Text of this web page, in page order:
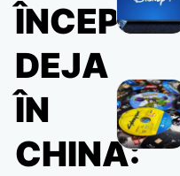
ÎNCEPUT
DEJA
ÎN
CHINA: